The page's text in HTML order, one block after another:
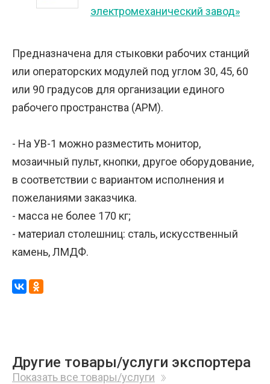
электромеханический завод»
Предназначена для стыковки рабочих станций
или операторских модулей под углом 30, 45, 60
или 90 градусов для организации единого
рабочего пространства (АРМ).
- На УВ-1 можно разместить монитор,
мозаичный пульт, кнопки, другое оборудование,
в соответствии с вариантом исполнения и
пожеланиями заказчика.
- масса не более 170 кг;
- материал столешниц: сталь, искусственный
камень, ЛМДФ.
Другие товары/услуги экспортера
Показать все товары/услуги